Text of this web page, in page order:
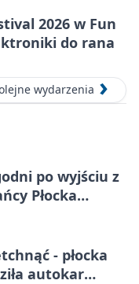
2026 w Fun
do rana
wydarzenia
po wyjściu z
Płocka
- płocka
autokar